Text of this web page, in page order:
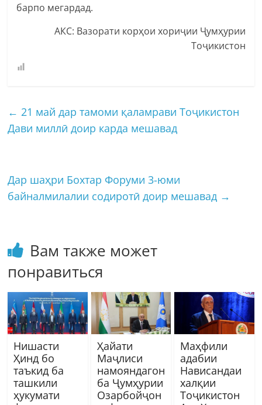
барпо мегардад.
АКС: Вазорати корҳои хориҷии Ҷумҳурии
Тоҷикистон
← 21 май дар тамоми қаламрави Тоҷикистон
Дави миллӣ доир карда мешавад
Дар шаҳри Бохтар Форуми 3-юми
байналмилалии содиротӣ доир мешавад →
Вам также может
понравиться
Нишасти
Ҳинд бо
таъкид ба
ташкили
ҳукумати
Ҳайати
Маҷлиси
намояндагон
ба Ҷумҳурии
Озарбойҷон
Маҳфили
адабии
Нависандаи
халқии
Тоҷикистон